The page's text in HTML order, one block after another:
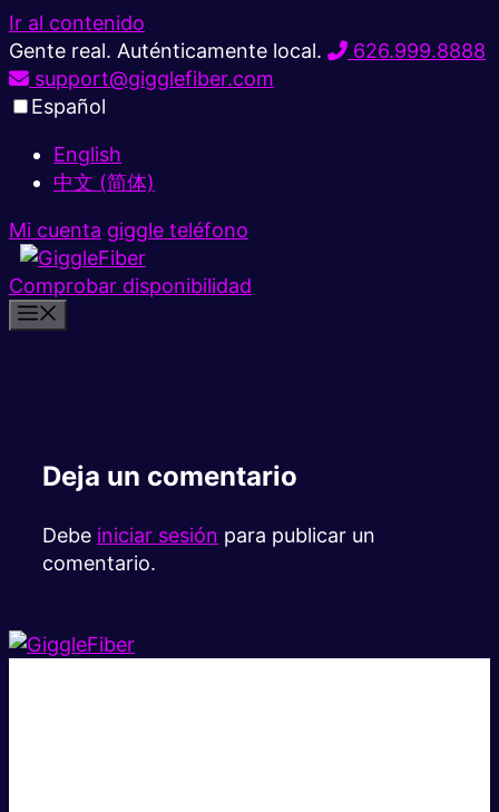
Ir al contenido
Gente real. Auténticamente local.
626.999.8888
support@gigglefiber.com
Español
English
中文 (简体)
Mi cuenta giggle teléfono
Comprobar disponibilidad
Deja un comentario
Debe iniciar sesión para publicar un
comentario.